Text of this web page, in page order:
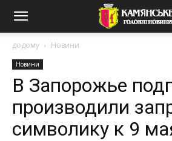
додому Новини
Новини
В Запорожье
производили
символику к 9